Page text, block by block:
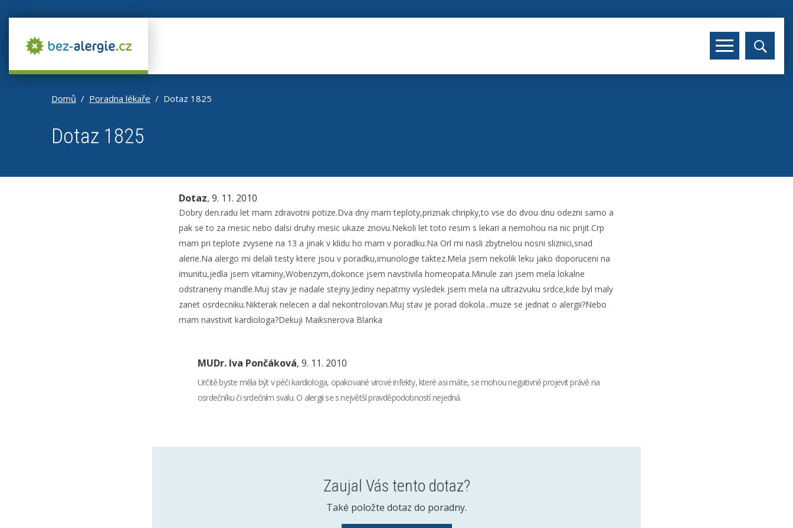
Domů Poradna lékaře Dotaz 1825
Dotaz 1825
Dotaz, 9. 11. 2010
Dobry den.radu let mam zdravotni potize.Dva dny mam teploty,priznak chripky,to vse do dvou dnu odezni samo a
pak se to za mesic nebo dalsi druhy mesic ukaze znovu.Nekoli let toto resim s lekari a nemohou na nic prijit.Crp
mam pri teplote zvysene na 13 a jinak v klidu ho mam v poradku.Na Orl mi nasli zbytnelou nosni sliznici,snad
alerie.Na alergo mi delali testy ktere jsou v poradku,imunologie taktez.Mela jsem nekolik leku jako doporuceni na
imunitu,jedla jsem vitaminy,Wobenzym,dokonce jsem navstivila homeopata.Minule zari jsem mela lokalne
odstraneny mandle.Muj stav je nadale stejny.Jediny nepatrny vysledek jsem mela na ultrazvuku srdce,kde byl maly
zanet osrdecniku.Nikterak nelecen a dal nekontrolovan.Muj stav je porad dokola...muze se jednat o alergii?Nebo
mam navstivit kardiologa?Dekuji Maiksnerova Blanka
MUDr. Iva Pončáková, 9. 11. 2010
Určitě byste měla být v péči kardiologa, opakované virové infekty, které asi máte, se mohou negativně projevit právě na
osrdečníku či srdečním svalu. O alergii se s největší pravděpodobností nejedná.
Zaujal Vás tento dotaz?
Také položte dotaz do poradny.